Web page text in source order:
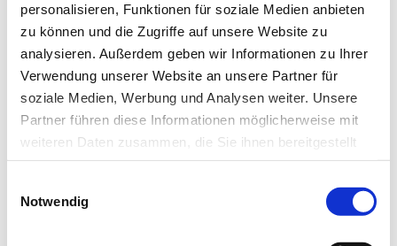
personalisieren, Funktionen für soziale Medien anbieten
zu können und die Zugriffe auf unsere Website zu
analysieren. Außerdem geben wir Informationen zu Ihrer
Verwendung unserer Website an unsere Partner für
soziale Medien, Werbung und Analysen weiter. Unsere
Partner führen diese Informationen möglicherweise mit
weiteren Daten zusammen, die Sie ihnen bereitgestellt
haben oder die sie im Rahmen Ihrer Nutzung der Dienste
Notwendig
Duisburg-Essen und des Leibniz-Instituts für
Alternsforschung – Fritz-Lipmann-Institut (FLI) Jena
teilnahmen, vor allem von der Deutschen
Forschungsgemeinschaft (DFG). (idw, red)
Stephanie Hamppa, Tina Kiesslinga, Kerstin